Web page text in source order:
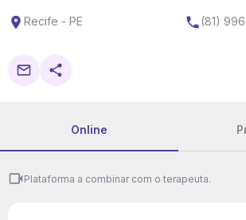
Recife - PE (81)
Online
Plataforma a combinar com o terapeuta.